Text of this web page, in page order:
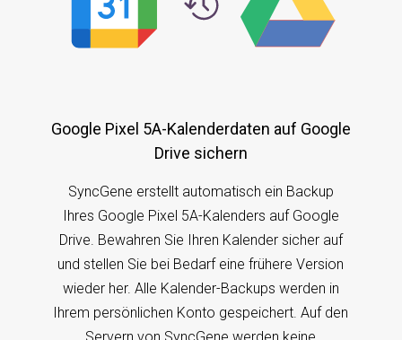
Google Pixel 5A-Kalenderdaten auf Google
Drive sichern
SyncGene erstellt automatisch ein Backup
Ihres Google Pixel 5A-Kalenders auf Google
Drive. Bewahren Sie Ihren Kalender sicher auf
und stellen Sie bei Bedarf eine frühere Version
wieder her. Alle Kalender-Backups werden in
Ihrem persönlichen Konto gespeichert. Auf den